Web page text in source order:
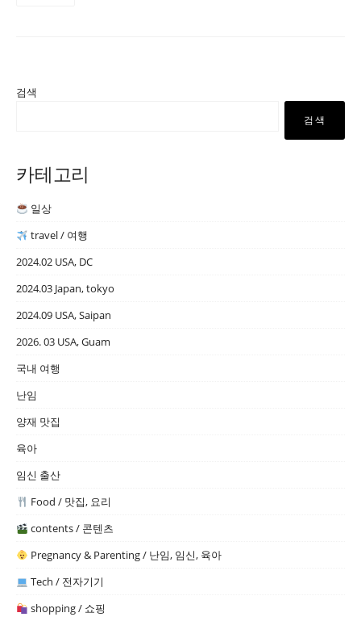
검색
검색
카테고리
일상
travel / 여행
2024.02 USA, DC
2024.03 Japan, tokyo
2024.09 USA, Saipan
2026. 03 USA, Guam
국내 여행
난임
양재 맛집
육아
임신 출산
Food / 맛집, 요리
contents / 콘텐츠
Pregnancy & Parenting / 난임, 임신, 육아
Tech / 전자기기
shopping / 쇼핑